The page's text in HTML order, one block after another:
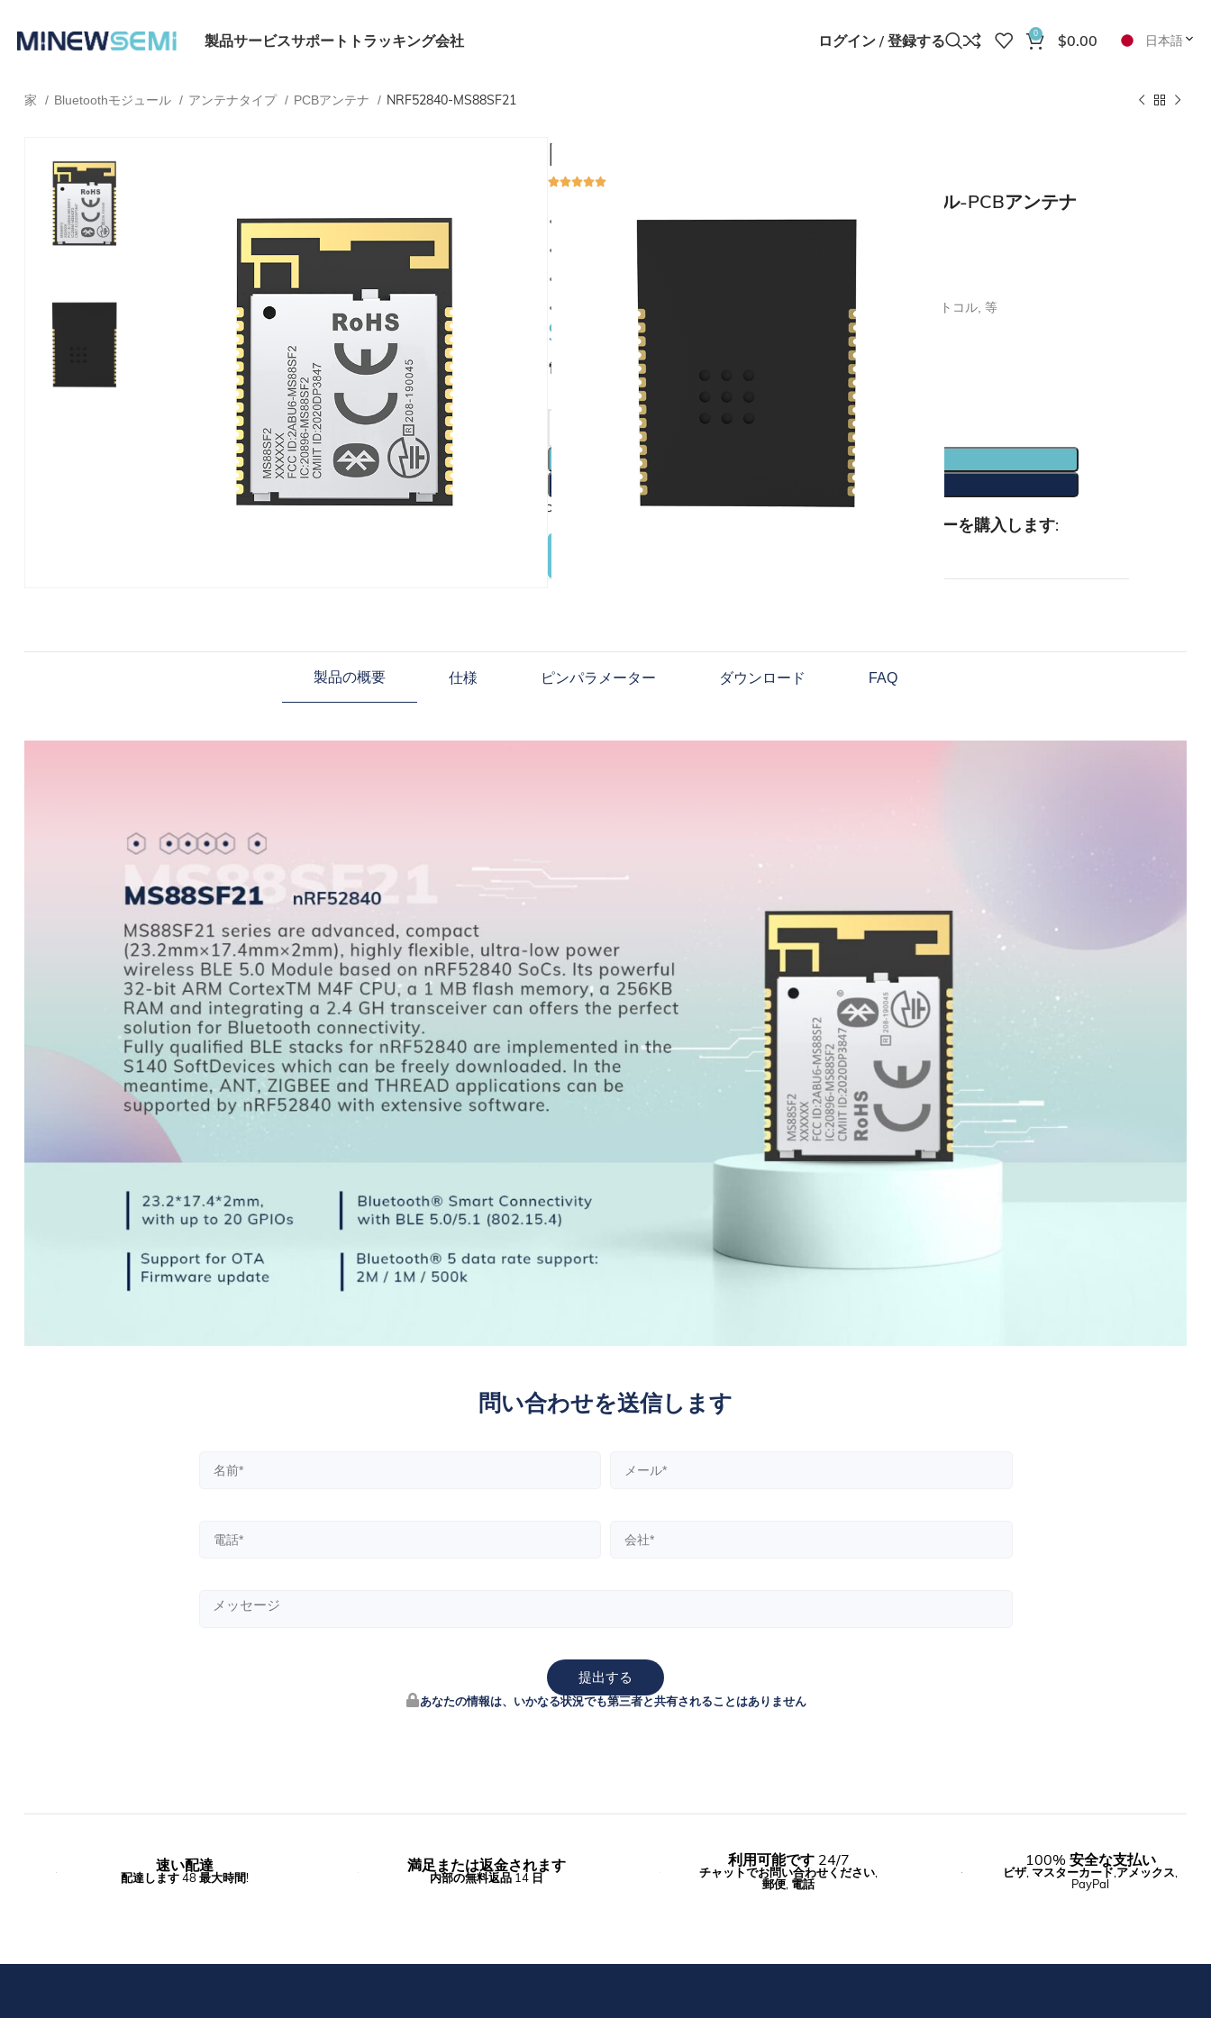
製品サービスサポート トラッキング会社 ログイン / 登録する 0 $0.00 日本語
家 Bluetoothモジュール アンテナタイプ PCBアンテナ NRF52840-MS88SF21
NRF52840-MS88SF21
ブルートゥース 5.4 低エネルギーモジュール-PCBアンテナ
ブルートゥース 5.4
アリをサポートします, ble, bleメッシュ, ZigbeeおよびThreadプロトコル, 等
$
電源オプション
カートに追加
ウィッシュリストに追加します 共有:
ボタンをクリックして、関連するアクセサリーを購入します:
製品の概要 仕様 ピンパラメーター ダウンロード FAQ
問い合わせを送信します
提出する
あなたの情報は、いかなる状況でも第三者と共有されることはありません
速い配達
配達します 48 最大時間!
満足または返金されます
内部の無料返品 14 日
利用可能です 24/7
チャットでお問い合わせください,
郵便, 電話
100% 安全な支払い
ビザ, マスターカード,アメックス,
PayPal